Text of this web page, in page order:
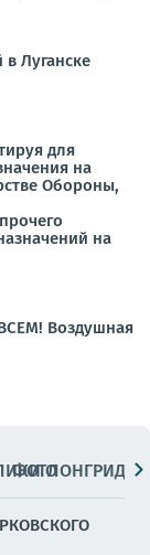
Луганске
для
на
Обороны,
на
Воздушная
ФОТОЛОНГРИДЫ